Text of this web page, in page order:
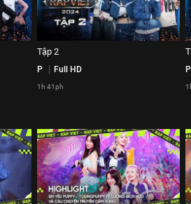
Tập 2
P Full HD
1h 41ph
P